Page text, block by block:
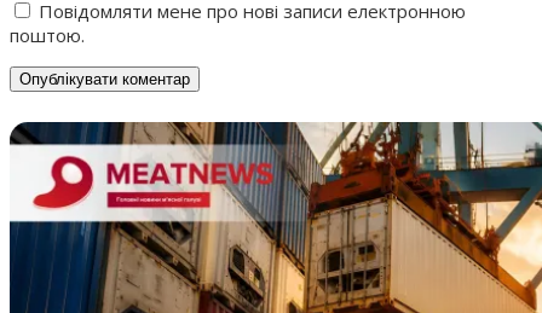
Повідомляти мене про нові записи електронною
поштою.